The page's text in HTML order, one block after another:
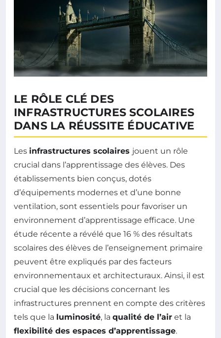
LE RÔLE CLÉ DES
INFRASTRUCTURES SCOLAIRES
DANS LA RÉUSSITE ÉDUCATIVE
Les infrastructures scolaires jouent un rôle
crucial dans l’apprentissage des élèves. Des
établissements bien conçus, dotés
d’équipements modernes et d’une bonne
ventilation, sont essentiels pour favoriser un
environnement d’apprentissage efficace. Une
étude récente a révélé que 16 % des résultats
scolaires des élèves de l’enseignement primaire
peuvent être expliqués par des facteurs
environnementaux et architecturaux. Ainsi, il est
crucial que les décisions concernant les
infrastructures prennent en compte des critères
tels que la luminosité, la qualité de l’air et la
flexibilité des espaces d’apprentissage.